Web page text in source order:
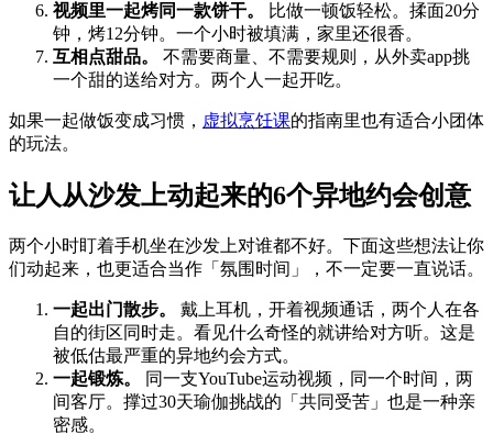
视频里一起烤同一款饼干。
比做一顿饭轻松。揉面20分
钟，烤12分钟。一个小时被填满，家里还很香。
互相点甜品。
不需要商量、不需要规则，从外卖app挑
一个甜的送给对方。两个人一起开吃。
如果一起做饭变成习惯， 虚拟烹饪课的指南里也有适合小团体
的玩法。
让人从沙发上动起来的6个异地约会创意
两个小时盯着手机坐在沙发上对谁都不好。下面这些想法让你
们动起来，也更适合当作「氛围时间」，不一定要一直说话。
一起出门散步。
戴上耳机，开着视频通话，两个人在各
自的街区同时走。看见什么奇怪的就讲给对方听。这是
被低估最严重的异地约会方式。
一起锻炼。
同一支YouTube运动视频，同一个时间，两
间客厅。撑过30天瑜伽挑战的「共同受苦」也是一种亲
密感。